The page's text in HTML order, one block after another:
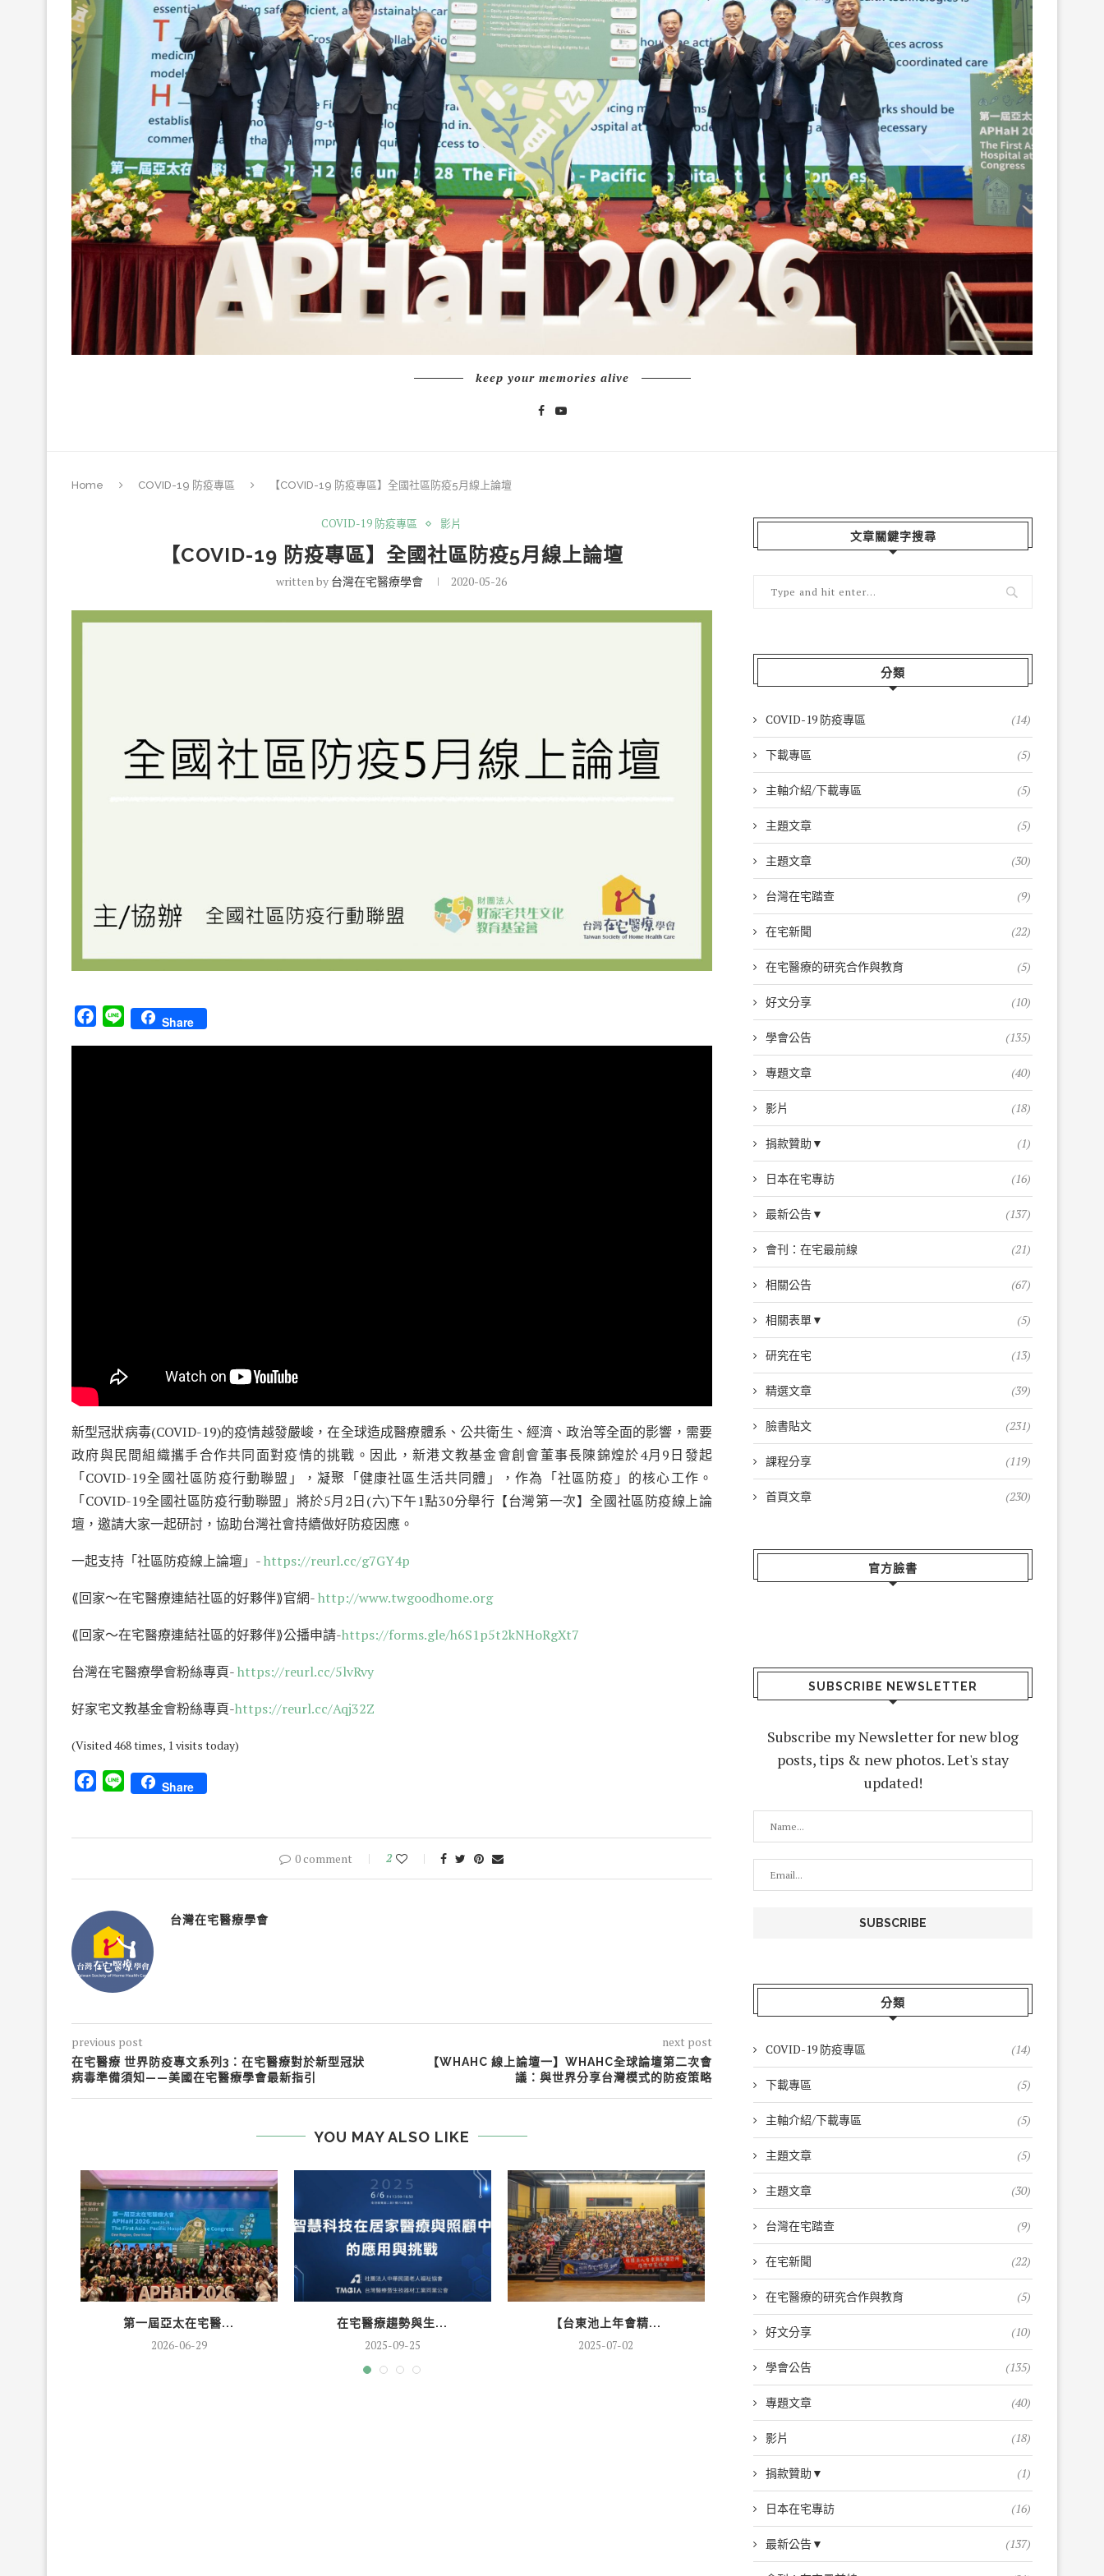
keep your memories alive
Home COVID-19 防疫專區 【COVID-19 防疫專區】全國社區防疫5月線上論壇
COVID-19 防疫專區 影片
【COVID-19 防疫專區】全國社區防疫5月線上論壇
written by 台灣在宅醫療學會 2020-05-26
Facebook
Line Share
新型冠狀病毒(COVID-19)的疫情越發嚴峻，在全球造成醫療體系、公共衛生、經濟、政治等全面的影響，需要
政府與民間組織攜手合作共同面對疫情的挑戰。因此，新港文教基金會創會董事長陳錦煌於4月9日發起
「COVID-19全國社區防疫行動聯盟」，凝聚「健康社區生活共同體」，作為「社區防疫」的核心工作。
「COVID-19全國社區防疫行動聯盟」將於5月2日(六)下午1點30分舉行【台灣第一次】全國社區防疫線上論
壇，邀請大家一起研討，協助台灣社會持續做好防疫因應。
一起支持「社區防疫線上論壇」-https://reurl.cc/g7GY4p
⟪回家～在宅醫療連結社區的好夥伴⟫官網-http://www.twgoodhome.org
⟪回家～在宅醫療連結社區的好夥伴⟫公播申請-https://forms.gle/h6S1p5t2kNHoRgXt7
台灣在宅醫療學會粉絲專頁-https://reurl.cc/5lvRvy
好家宅文教基金會粉絲專頁-https://reurl.cc/Aqj32Z
(Visited 468 times, 1 visits today)
Facebook
Line Share
0 comment 2
台灣在宅醫療學會
previous post
在宅醫療 世界防疫專文系列3：在宅醫療對於新型冠狀
病毒準備須知——美國在宅醫療學會最新指引
next post
【WHAHC 線上論壇一】WHAHC全球論壇第二次會
議：與世界分享台灣模式的防疫策略
YOU MAY ALSO LIKE
第一屆亞太在宅醫...
2026-06-29
在宅醫療趨勢與生...
2025-09-25
【台東池上年會精...
2025-07-02
文章關鍵字搜尋
分類
COVID-19 防疫專區 (14)
下載專區 (5)
主軸介紹/下載專區 (5)
主題文章 (5)
主題文章 (30)
台灣在宅踏查 (9)
在宅新聞 (22)
在宅醫療的研究合作與教育 (5)
好文分享 (10)
學會公告 (135)
專題文章 (40)
影片 (18)
捐款贊助▼ (1)
日本在宅專訪 (16)
最新公告▼ (137)
會刊：在宅最前線 (21)
相關公告 (67)
相關表單▼ (5)
研究在宅 (13)
精選文章 (39)
臉書貼文 (231)
課程分享 (119)
首頁文章 (230)
官方臉書
SUBSCRIBE NEWSLETTER
Subscribe my Newsletter for new blog
posts, tips & new photos. Let's stay
updated!
分類
COVID-19 防疫專區 (14)
下載專區 (5)
主軸介紹/下載專區 (5)
主題文章 (5)
主題文章 (30)
台灣在宅踏查 (9)
在宅新聞 (22)
在宅醫療的研究合作與教育 (5)
好文分享 (10)
學會公告 (135)
專題文章 (40)
影片 (18)
捐款贊助▼ (1)
日本在宅專訪 (16)
最新公告▼ (137)